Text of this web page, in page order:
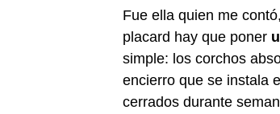
Fue ella quien me
placard hay que poner
simple: los corchos
encierro que se instala
cerrados durante